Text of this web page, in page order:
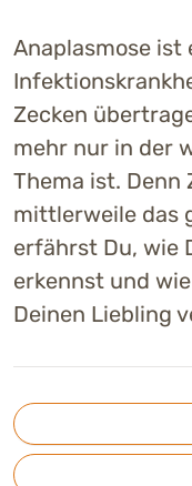
Anaplasmose
Zecken
mehr nur in der
Thema ist. Denn
mittlerweile das
erfährst Du, wie
erkennst und
Deinen Liebling